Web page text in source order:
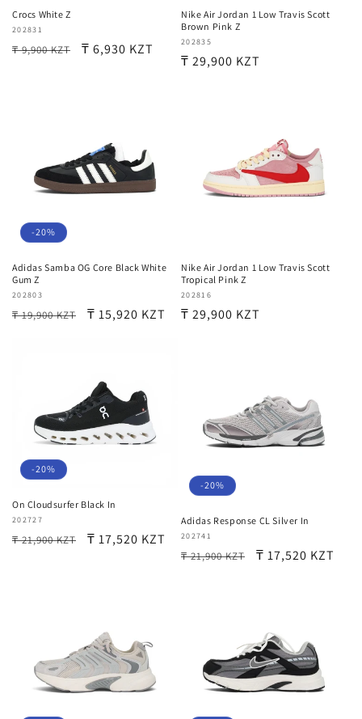
Crocs White Z
Продавец:
202831
Обычная
₸ 9,900 KZT
Цена
₸ 6,930 KZT
Nike Air Jordan 1 Low Travis Scott
Brown Pink Z
Продавец:
202835
Обычная
₸ 29,900 KZT
-20%
Adidas Samba OG Core Black White
Gum Z
Продавец:
202803
Обычная
₸ 19,900 KZT
Цена
₸ 15,920 KZT
Nike Air Jordan 1 Low Travis Scott
Tropical Pink Z
Продавец:
202816
Обычная
₸ 29,900 KZT
-20%
On Cloudsurfer Black In
Продавец:
202727
Обычная
₸ 21,900 KZT
Цена
₸ 17,520 KZT
-20%
Adidas Response CL Silver In
Продавец:
202741
Обычная
₸ 21,900 KZT
Цена
₸ 17,520 KZT